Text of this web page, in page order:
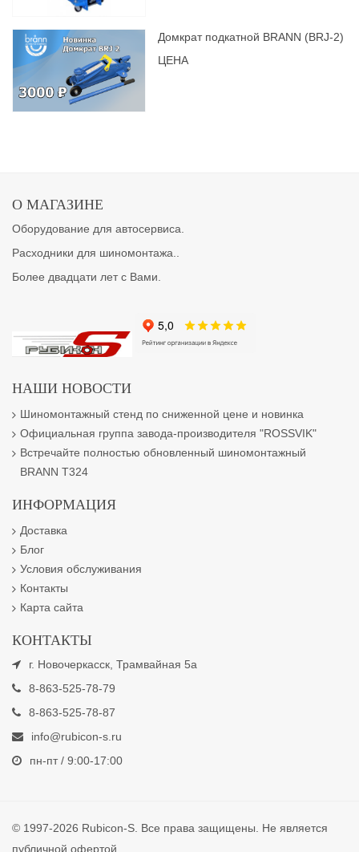
Домкрат подкатной BRANN (BRJ-2)
ЦЕНА
О МАГАЗИНЕ
Оборудование для автосервиса.
Расходники для шиномонтажа..
Более двадцати лет с Вами.
НАШИ НОВОСТИ
Шиномонтажный стенд по сниженной цене и новинка
Официальная группа завода-производителя "ROSSVIK"
Встречайте полностью обновленный шиномонтажный
BRANN T324
ИНФОРМАЦИЯ
Доставка
Блог
Условия обслуживания
Контакты
Карта сайта
КОНТАКТЫ
г. Новочеркасск, Трамвайная 5а
8-863-525-78-79
8-863-525-78-87
info@rubicon-s.ru
пн-пт / 9:00-17:00
© 1997-2026 Rubicon-S. Все права защищены. Не является
публичной офертой.